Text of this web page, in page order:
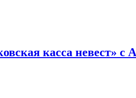
касса невест» с